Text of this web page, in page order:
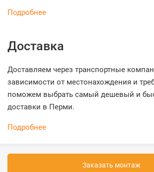
Подробнее
Доставка
Доставляем через транспортные
зависимости от местонахождения и
поможем выбрать самый дешевый и
доставки в Перми.
Подробнее
Заказать монтаж